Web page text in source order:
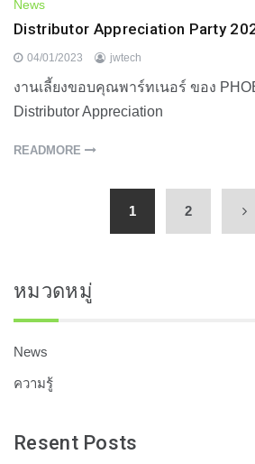
News
Distributor Appreciation Party
04/01/2023 jwtech
งานเลี้ยงขอบคุณพาร์ทเนอร์ ของ
Distributor Appreciation
READMORE
1 2
หมวดหมู่
News
ความรู้
Resent Posts